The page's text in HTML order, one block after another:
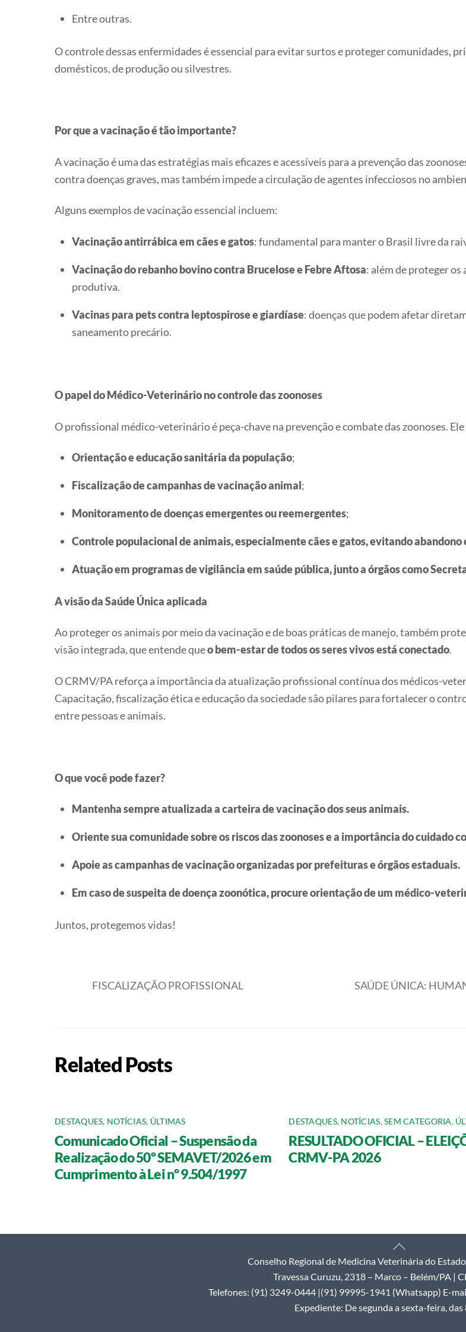
Entre outras.
O controle dessas enfermidades é essencial para evitar surtos e proteger comunidades,
domésticos, de produção ou silvestres.
Por que a vacinação é tão importante?
A vacinação é uma das estratégias mais eficazes e acessíveis para a prevenção das
contra doenças graves, mas também impede a circulação de agentes infecciosos no
Alguns exemplos de vacinação essencial incluem:
Vacinação antirrábica em cães e gatos: fundamental para manter o Brasil livre da
Vacinação do rebanho bovino contra Brucelose e Febre Aftosa: além de proteger
produtiva.
Vacinas para pets contra leptospirose e giardíase: doenças que podem afetar
saneamento precário.
O papel do Médico-Veterinário no controle das zoonoses
O profissional médico-veterinário é peça-chave na prevenção e combate das zoonoses.
Orientação e educação sanitária da população;
Fiscalização de campanhas de vacinação animal;
Monitoramento de doenças emergentes ou reemergentes;
Controle populacional de animais, especialmente cães e gatos, evitando
Atuação em programas de vigilância em saúde pública, junto a órgãos como
A visão da Saúde Única aplicada
Ao proteger os animais por meio da vacinação e de boas práticas de manejo, também
visão integrada, que entende queo bem-estar de todos os seres vivos está conectado.
O CRMV/PA reforça a importância da atualização profissional contínua dos médicos-
Capacitação, fiscalização ética e educação da sociedade são pilares para fortalecer o
entre pessoas e animais.
O que você pode fazer?
Mantenha sempre atualizada a carteira de vacinação dos seus animais.
Oriente sua comunidade sobre os riscos das zoonoses e a importância do cuidado
Apoie as campanhas de vacinação organizadas por prefeituras e órgãos estaduais.
Em caso de suspeita de doença zoonótica, procure orientação de um médico-
Juntos, protegemos vidas!
FISCALIZAÇÃO PROFISSIONAL SAÚDE ÚNICA:
Related Posts
DESTAQUES, NOTÍCIAS, ÚLTIMAS
Comunicado Oficial – Suspensão da
Realização do 50º SEMAVET/2026 em
Cumprimento à Lei nº 9.504/1997
DESTAQUES, NOTÍCIAS,SEM CATEGORIA,
RESULTADO OFICIAL –
CRMV-PA 2026
Back
To
Top
Conselho Regional de Medicina Veterinária do
Travessa Curuzu, 2318 – Marco – Belém/PA |
Telefones: (91) 3249-0444 |(91) 99995-1941 (Whatsapp) E-
Expediente: De segunda a sexta-feira, das